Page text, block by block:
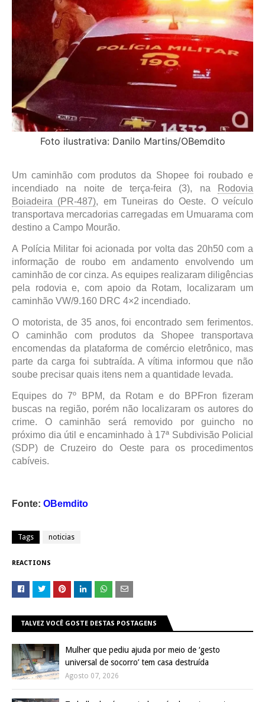
Foto ilustrativa: Danilo Martins/OBemdito
Um caminhão com produtos da Shopee foi roubado e
incendiado na noite de terça-feira (3), na
Rodovia
Boiadeira (PR-487), em Tuneiras do Oeste. O veículo
transportava mercadorias carregadas em Umuarama com
destino a Campo Mourão.
A Polícia Militar foi acionada por volta das 20h50 com a
informação de roubo em andamento envolvendo um
caminhão de cor cinza. As equipes realizaram diligências
pela rodovia e, com apoio da Rotam, localizaram um
caminhão VW/9.160 DRC 4×2 incendiado.
O motorista, de 35 anos, foi encontrado sem ferimentos.
O caminhão com produtos da Shopee transportava
encomendas da plataforma de comércio eletrônico, mas
parte da carga foi subtraída. A vítima informou que não
soube precisar quais itens nem a quantidade levada.
Equipes do 7º BPM, da Rotam e do BPFron fizeram
buscas na região, porém não localizaram os autores do
crime. O caminhão será removido por guincho no
próximo dia útil e encaminhado à 17ª Subdivisão Policial
(SDP) de Cruzeiro do Oeste para os procedimentos
cabíveis.
Fonte: OBemdito
Tags noticias
REACTIONS
TALVEZ VOCÊ GOSTE DESTAS POSTAGENS
Mulher que pediu ajuda por meio de ‘gesto
universal de socorro’ tem casa destruída
Agosto 07, 2026